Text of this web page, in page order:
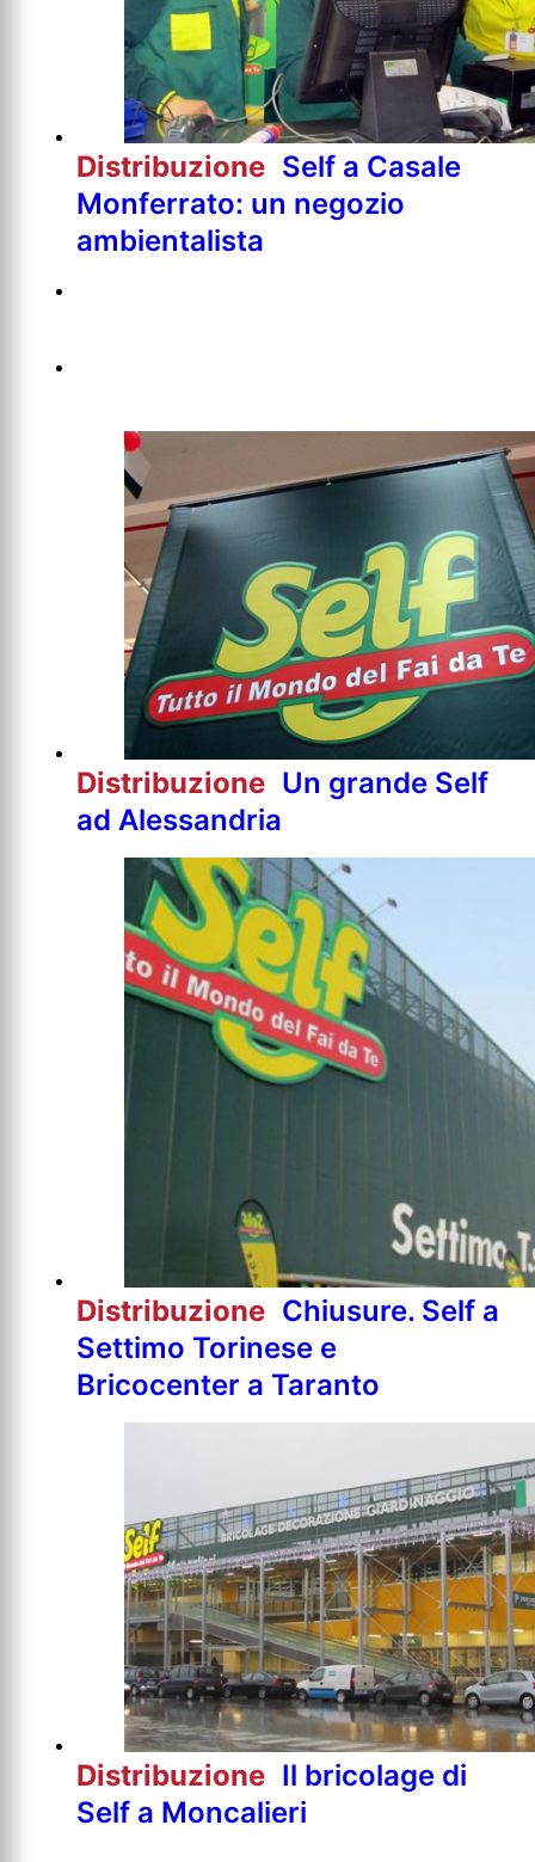
Distribuzione Self a Casale
Monferrato: un negozio
ambientalista
Distribuzione Un grande Self
ad Alessandria
Distribuzione Chiusure. Self a
Settimo Torinese e
Bricocenter a Taranto
Distribuzione Il bricolage di
Self a Moncalieri